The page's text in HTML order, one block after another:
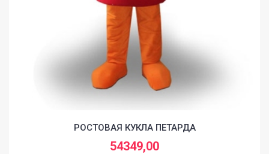
РОСТОВАЯ КУКЛА ПЕТАРДА
54349,00